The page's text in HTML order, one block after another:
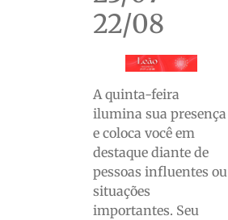
22/08
A quinta-feira
ilumina sua presença
e coloca você em
destaque diante de
pessoas influentes ou
situações
importantes. Seu